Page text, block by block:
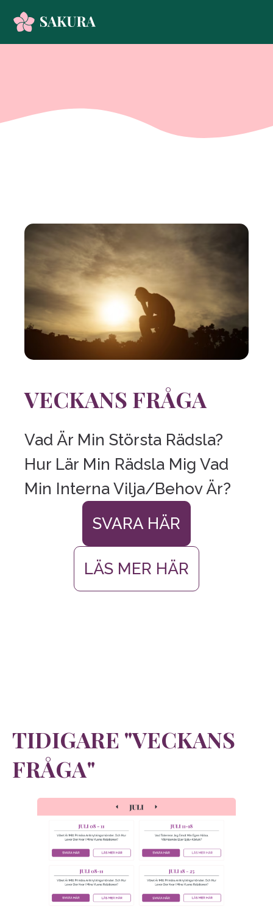
VECKANS FRÅGA
Vad Är Min Största Rädsla?
Hur Lär Min Rädsla Mig Vad
Min Interna Vilja/Behov Är?
SVARA HÄR
LÄS MER HÄR
TIDIGARE "VECKANS
FRÅGA"